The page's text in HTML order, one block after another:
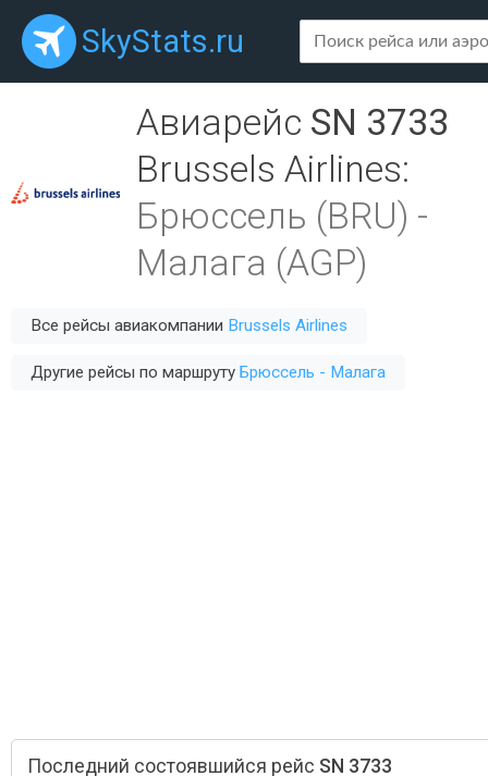
SkyStats.ru
Авиарейс SN 3733
Brussels Airlines:
Брюссель (BRU) -
Малага (AGP)
Все рейсы авиакомпании Brussels Airlines
Другие рейсы по маршруту Брюссель - Малага
Последний состоявшийся рейс SN 3733